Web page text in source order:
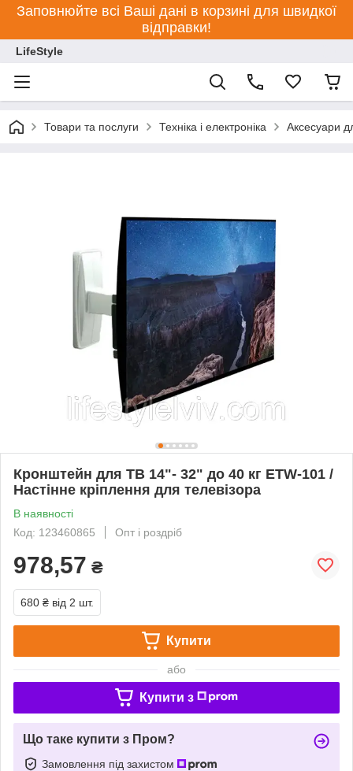
Заповнюйте всі Ваші дані в корзині для швидкої
відправки!
LifeStyle
Товари та послуги Техніка і електроніка Аксесуари
Кронштейн для ТВ 14"- 32" до 40 кг ETW-101 /
Настінне кріплення для телевізора
В наявності
Код: 123460865
Опт і роздріб
978,57 ₴
680 ₴ від 2 шт.
Купити
або
Купити з
Що таке купити з Пром?
Замовлення під захистом